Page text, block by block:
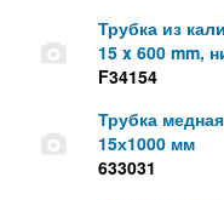
Трубка из
15 x 600 mm,
F34154
Трубка
15х1000 мм
633031